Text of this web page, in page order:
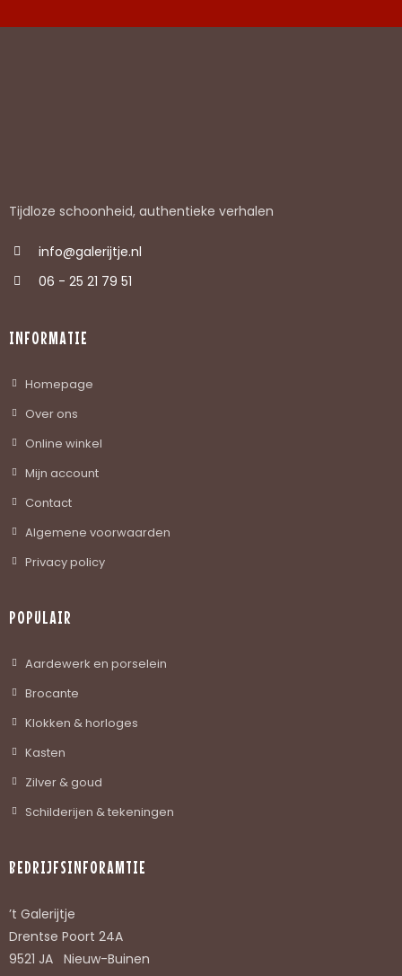
Tijdloze schoonheid, authentieke verhalen
info@galerijtje.nl
06 - 25 21 79 51
INFORMATIE
Homepage
Over ons
Online winkel
Mijn account
Contact
Algemene voorwaarden
Privacy policy
POPULAIR
Aardewerk en porselein
Brocante
Klokken & horloges
Kasten
Zilver & goud
Schilderijen & tekeningen
BEDRIJFSINFORAMTIE
’t Galerijtje
Drentse Poort 24A
9521 JA Nieuw-Buinen